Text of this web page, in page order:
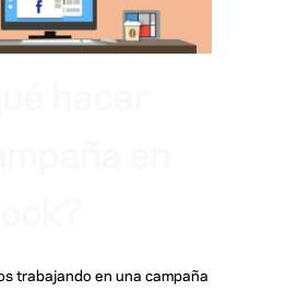
trabajando en una campaña